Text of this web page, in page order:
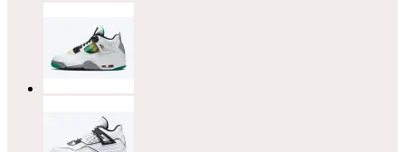
“Desert
Moss”
cantidad